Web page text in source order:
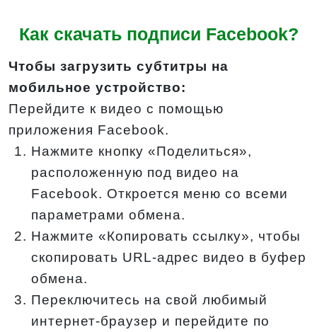
Как скачать подписи Facebook?
Чтобы загрузить субтитры на
мобильное устройство:
Перейдите к видео с помощью
приложения Facebook.
Нажмите кнопку «Поделиться»,
расположенную под видео на
Facebook. Откроется меню со всеми
параметрами обмена.
Нажмите «Копировать ссылку», чтобы
скопировать URL-адрес видео в буфер
обмена.
Переключитесь на свой любимый
интернет-браузер и перейдите по